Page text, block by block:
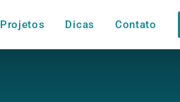
Projetos Dicas Contato